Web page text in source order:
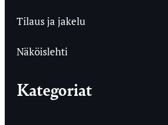
Tilaus ja jakelu
Näköislehti
Kategoriat